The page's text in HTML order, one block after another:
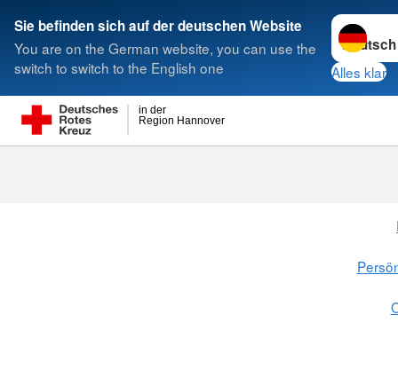
Sie befinden sich auf der deutschen Website
You are on the German website, you can use the
switch to switch to the English one
Sprache
Alles klar
Region Hannover
in der
Suche